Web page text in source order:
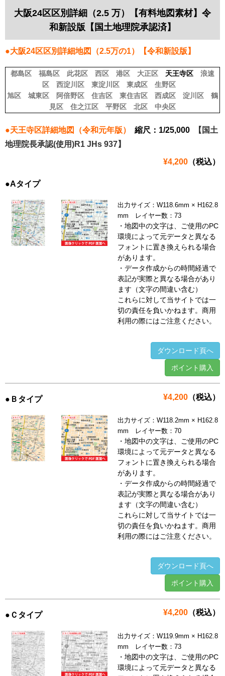
大阪24区区別詳細（2.5 万）【有料地図素材】令
和新設版【国土地理院承認済】
●大阪24区区別詳細地図（2.5万の1）【令和新設版】
都島区 福島区 此花区 西区 港区 大正区 天王寺区 浪速
区
西淀川区 東淀川区 東成区
生野区
旭区
城東区 阿倍野区 住吉区 東住吉区 西成区 淀川区
鶴
見区
住之江区 平野区 北区 中央区
●天王寺区詳細地図（令和元年版） 縮尺：1/25,000
【国土
地理院長承認(使用)R1 JHs 937】
¥4,200 （税込）
●Aタイプ
出力サイズ：W118.6mm × H162.8
mm レイヤー数：73
・地図中の文字は、ご使用のPC
環境によって元データと異なる
フォントに置き換えられる場合
があります。
・データ作成からの時間経過で
表記が実際と異なる場合があり
ます（文字の間違い含む）
これらに対して当サイトでは一
切の責任を負いかねます。商用
利用の際にはご注意ください。
ダウンロード頁へ
ポイント購入
¥4,200 （税込）
●Ｂタイプ
出力サイズ：W118.2mm × H162.8
mm レイヤー数：70
・地図中の文字は、ご使用のPC
環境によって元データと異なる
フォントに置き換えられる場合
があります。
・データ作成からの時間経過で
表記が実際と異なる場合があり
ます（文字の間違い含む）
これらに対して当サイトでは一
切の責任を負いかねます。商用
利用の際にはご注意ください。
ダウンロード頁へ
ポイント購入
¥4,200 （税込）
●Ｃタイプ
出力サイズ：W119.9mm × H162.8
mm レイヤー数：73
・地図中の文字は、ご使用のPC
環境によって元データと異なる